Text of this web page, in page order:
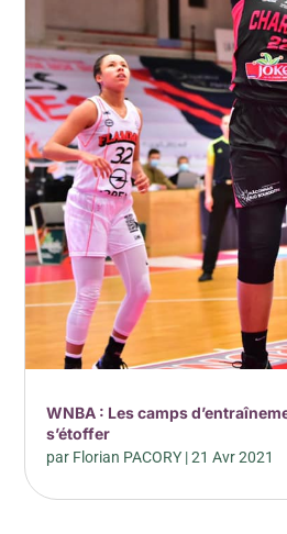
WNBA : Les camps
s’étoffer
par Florian PACORY |21 Avr 2021